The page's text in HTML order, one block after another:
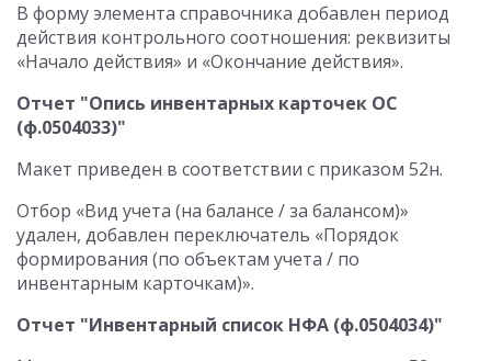
В форму элемента справочника добавлен период
действия контрольного соотношения: реквизиты
«Начало действия» и «Окончание действия».
Отчет "Опись инвентарных карточек ОС
(ф.0504033)"
Макет приведен в соответствии с приказом 52н.
Отбор «Вид учета (на балансе / за балансом)»
удален, добавлен переключатель «Порядок
формирования (по объектам учета / по
инвентарным карточкам)».
Отчет "Инвентарный список НФА (ф.0504034)"